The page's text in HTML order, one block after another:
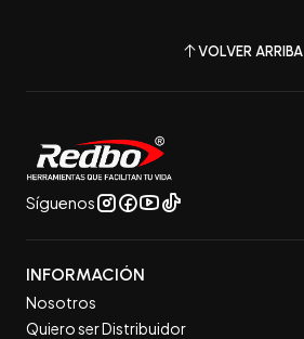
VOLVER ARRIBA
Síguenos
INFORMACIÓN
Nosotros
Quiero ser Distribuidor